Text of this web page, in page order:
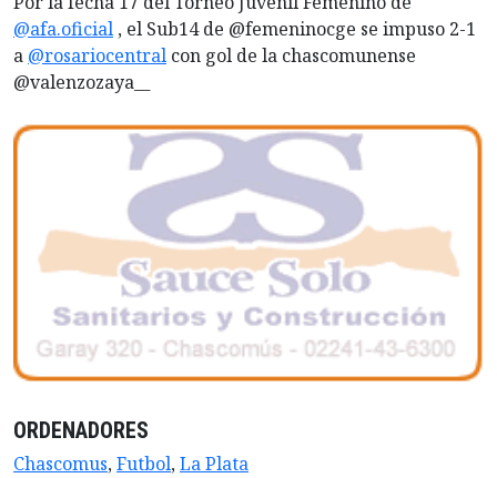
@afa.oficial , el Sub14 de @femeninocge se impuso 2-1
a @rosariocentral con gol de la chascomunense
@valenzozaya__
ORDENADORES
Chascomus,Futbol,La Plata